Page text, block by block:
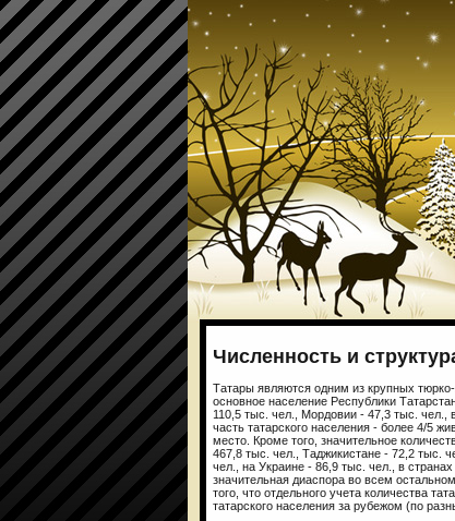
Численность и
Татары являются одним из крупных
основное население Республики
110,5 тыс. чел., Мордовии - 47,3 тыс.
часть татарского населения - более 4/5
место. Кроме того, значительное
467,8 тыс. чел., Таджикистане - 72,2 тыс.
чел., на Украине - 86,9 тыс. чел., в
значительная диаспора во всем
того, что отдельного учета количества
татарского населения за рубежом (по